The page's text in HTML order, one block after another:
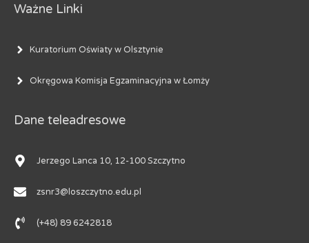
Ważne Linki
Kuratorium Oświaty w Olsztynie
Okręgowa Komisja Egzaminacyjna w Łomży
Dane teleadresowe
Jerzego Lanca 10, 12-100 Szczytno
zsnr3@loszczytno.edu.pl
(+48) 89 6242818